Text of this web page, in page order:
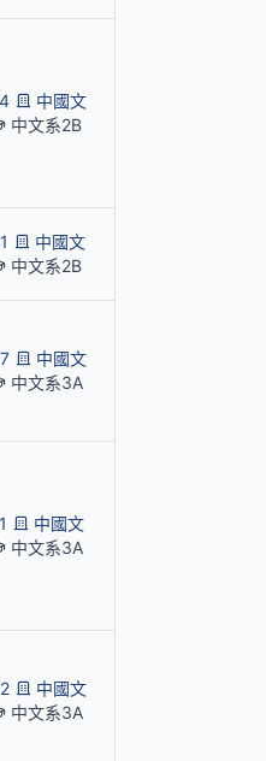
中國文
中文系2B
中國文
中文系2B
中國文
中文系3A
中國文
中文系3A
中國文
中文系3A